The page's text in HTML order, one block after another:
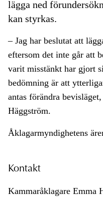
lägga ned
kan styrkas.
– Jag har beslutat att
eftersom det inte går att
varit misstänkt har gjort
bedömning är att
antas förändra
Häggström.
Åklagarmyndighetens
Kontakt
Kammaråklagare Emma